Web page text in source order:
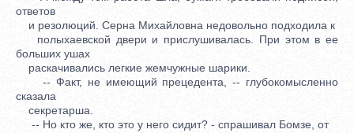
ответов
и резолюций. Серна Михайловна недовольно подходила к
полыхаевской двери и прислушивалась. При этом в ее
больших ушах
раскачивались легкие жемчужные шарики.
-- Факт, не имеющий прецедента, -- глубокомысленно
сказала
секретарша.
-- Но кто же, кто это у него сидит? - спрашивал Бомзе, от